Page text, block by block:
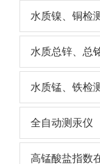
水质镍、铜检
水质总锌、总
水质锰、铁检
全自动测汞仪
高锰酸盐指数